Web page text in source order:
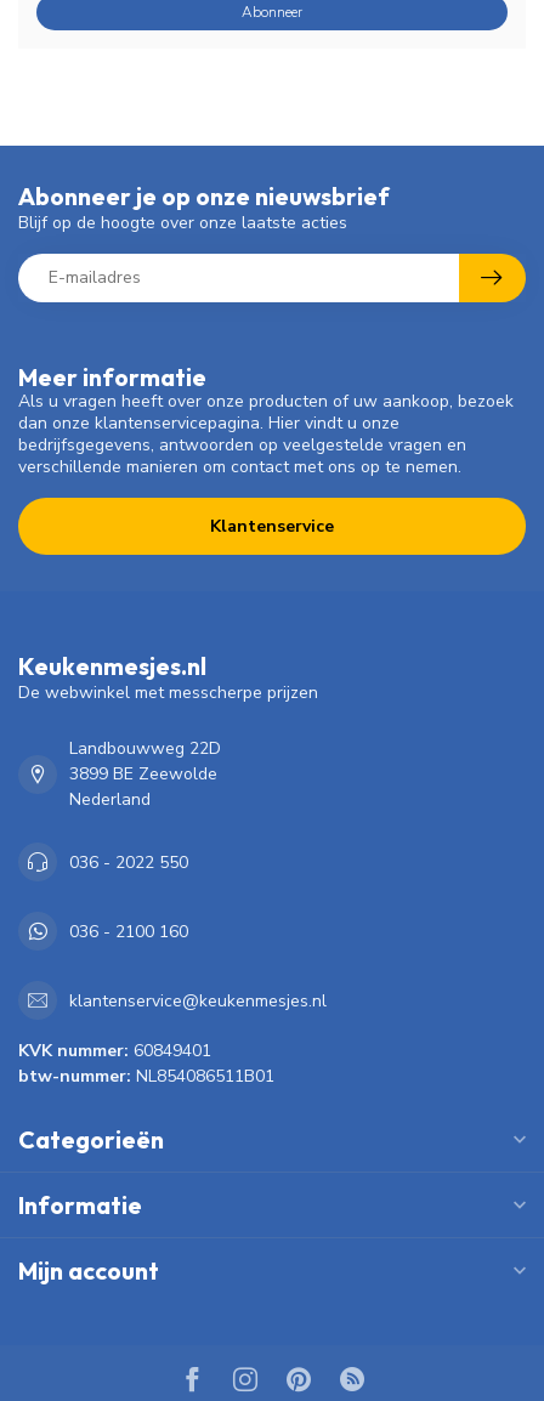
Abonneer
Meer informatie
Als u vragen heeft over onze producten of uw aankoop, bezoek
dan onze klantenservicepagina. Hier vindt u onze
bedrijfsgegevens, antwoorden op veelgestelde vragen en
verschillende manieren om contact met ons op te nemen.
Klantenservice
Abonneer je op onze nieuwsbrief
Blijf op de hoogte over onze laatste acties
Keukenmesjes.nl
De webwinkel met messcherpe prijzen
Landbouwweg 22D
3899 BE Zeewolde
Nederland
036 - 2022 550
036 - 2100 160
klantenservice@keukenmesjes.nl
KVK nummer: 60849401
btw-nummer: NL854086511B01
Categorieën
Informatie
Mijn account